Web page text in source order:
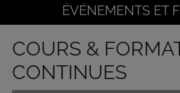
ÉVÉNEMENTS ET
COURS &
CONTINUES